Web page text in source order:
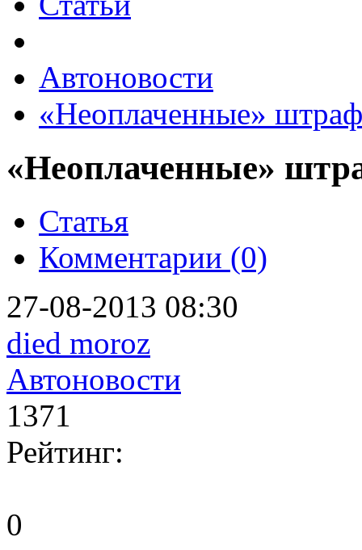
Автоновости
«Неоплаченные»
«Неоплаченные»
Статья
Комментарии (0)
27-08-2013 08:30
died moroz
Автоновости
1371
Рейтинг:
0